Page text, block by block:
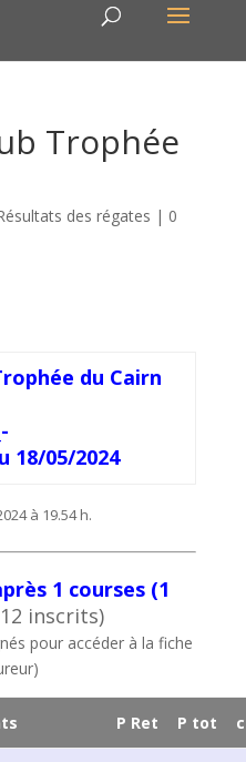
Trophée
des régates | 0
du Cairn
18/05/2024
à 19.54 h.
1 courses (1
inscrits)
pour accéder à la fiche
P Ret P tot